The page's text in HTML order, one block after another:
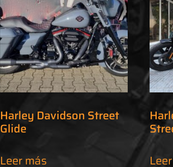
Harley Davidson Street
Glide
Leer más